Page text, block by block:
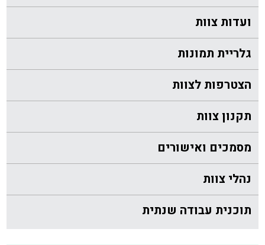
ועדות צוות
גלריית תמונות
הצטרפות לצוות
תקנון צוות
מסמכים ואישורים
נהלי צוות
תוכנית עבודה שנתית